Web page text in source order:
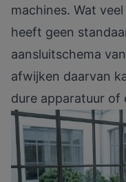
machines. Wat
heeft geen
aansluitschema
afwijken daarvan
dure apparatuur of